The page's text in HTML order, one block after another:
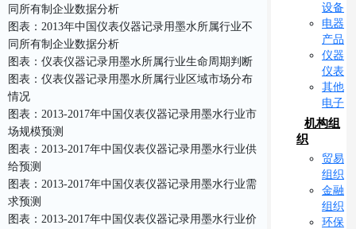
同所有制企业数据分析
图表：2013年中国仪表仪器记录用墨水所属行业不
同所有制企业数据分析
图表：仪表仪器记录用墨水所属行业生命周期判断
图表：仪表仪器记录用墨水所属行业区域市场分布
情况
图表：2013-2017年中国仪表仪器记录用墨水行业市
场规模预测
图表：2013-2017年中国仪表仪器记录用墨水行业供
给预测
图表：2013-2017年中国仪表仪器记录用墨水行业需
求预测
图表：2013-2017年中国仪表仪器记录用墨水行业价
设备
电器
产品
仪器
仪表
其他
电子
机构组
织
贸易
组织
金融
组织
环保